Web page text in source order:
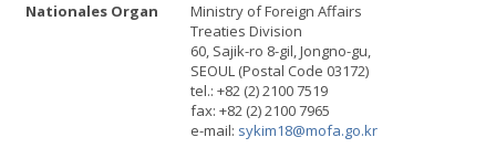
Nationales Organ
Ministry of Foreign Affairs
Treaties Division
60, Sajik-ro 8-gil, Jongno-gu,
SEOUL (Postal Code 03172)
tel.: +82 (2) 2100 7519
fax: +82 (2) 2100 7965
e-mail: sykim18@mofa.go.kr